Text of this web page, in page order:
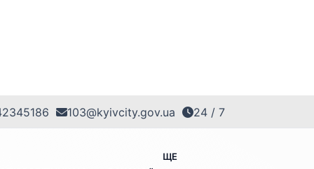
103@kyivcity.gov.ua 24 / 7
ЩЕ